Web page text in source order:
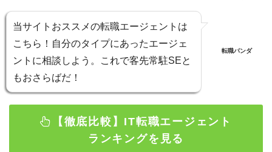
当サイト おススメの転職エージェントは
こちら！ 自分のタイプにあったエージェ
ントに相談しよう。これで客先常駐SEと
もおさらばだ！
転職パンダ
【徹底比較】IT転職エージェント
ランキングを見る